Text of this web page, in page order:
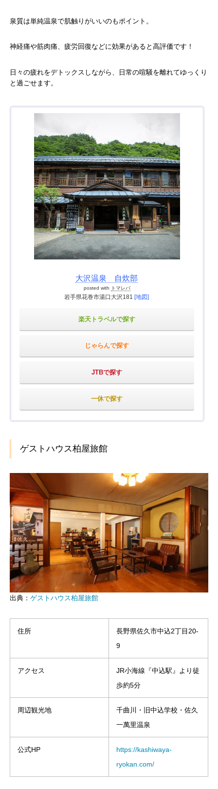
泉質は単純温泉で肌触りがいいのもポイント。
神経痛や筋肉痛、疲労回復などに効果があると高評価です！
日々の疲れをデトックスしながら、日常の喧騒を離れてゆっくり
と過ごせます。
大沢温泉 自炊部
posted with トマレバ
岩手県花巻市湯口大沢181 [地図]
楽天トラベルで探す
じゃらんで探す
JTBで探す
一休で探す
ゲストハウス柏屋旅館
出典： ゲストハウス柏屋旅館
住所
長野県佐久市中込2丁目20-
9
アクセス
JR小海線『中込駅』より徒
歩約5分
周辺観光地
千曲川・旧中込学校・佐久
一萬里温泉
公式HP
https://kashiwaya-
ryokan.com/